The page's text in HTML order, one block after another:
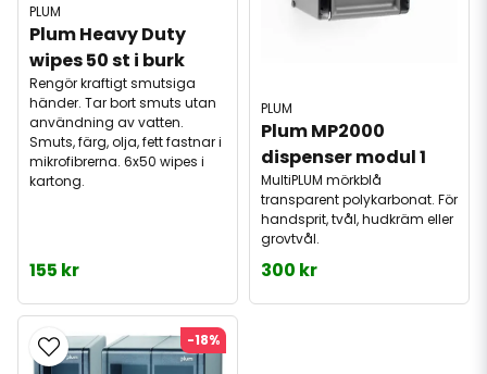
PLUM
Plum Heavy Duty
wipes 50 st i burk
Rengör kraftigt smutsiga
händer. Tar bort smuts utan
användning av vatten.
Smuts, färg, olja, fett fastnar i
mikrofibrerna. 6x50 wipes i
kartong.
155 kr
PLUM
Plum MP2000
dispenser modul 1
MultiPLUM mörkblå
transparent polykarbonat. För
handsprit, tvål, hudkräm eller
grovtvål.
300 kr
-18%